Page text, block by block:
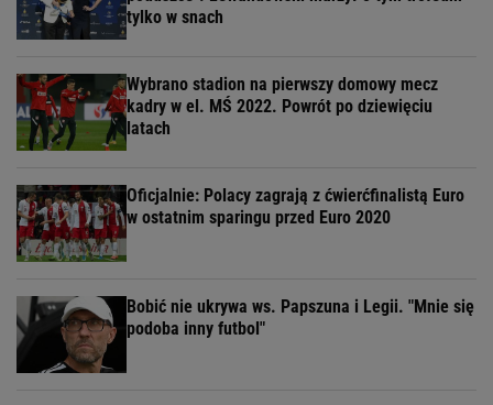
tylko w snach
Wybrano stadion na pierwszy domowy mecz
kadry w el. MŚ 2022. Powrót po dziewięciu
latach
Oficjalnie: Polacy zagrają z ćwierćfinalistą Euro
w ostatnim sparingu przed Euro 2020
Bobić nie ukrywa ws. Papszuna i Legii. "Mnie się
podoba inny futbol"